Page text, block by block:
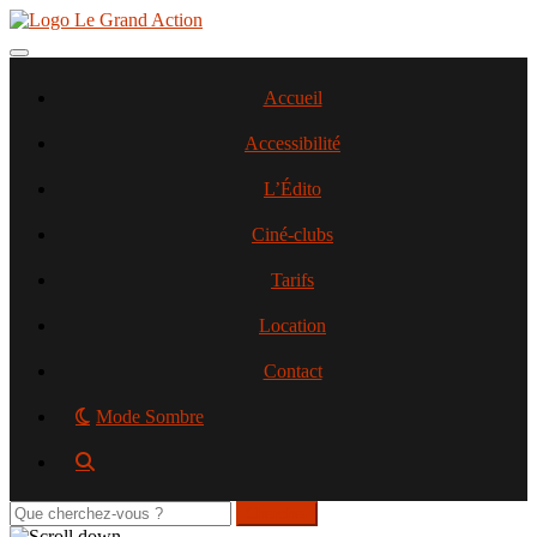
Aller
contenu
Toggle navigation
Accueil
Accessibilité
L’Édito
Ciné-clubs
Tarifs
Location
Contact
Mode Sombre
Rechercher
sur